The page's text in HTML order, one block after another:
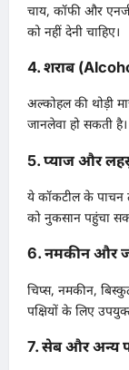
चाय, कॉफी और
को नहीं देनी चाहिए।
4. शराब
अल्कोहल की थोड़ी
जानलेवा हो सकती है।
5. प्याज और
ये कॉकटील के पाचन
को नुकसान पहुंचा
6. नमकीन और
चिप्स, नमकीन,
पक्षियों के लिए
7. सेब और अन्य